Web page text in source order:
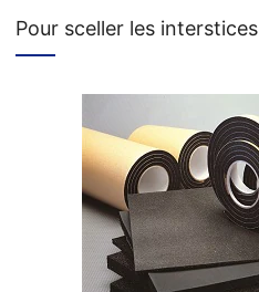
Pour sceller les interstices